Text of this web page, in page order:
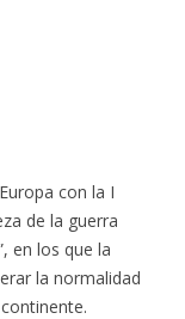
con la I
de la guerra
en los que la
la normalidad